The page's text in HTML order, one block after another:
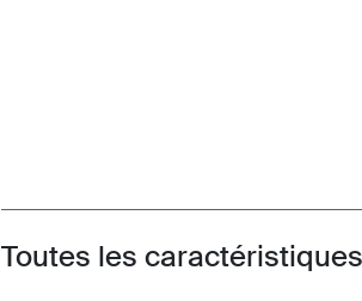
Toggle features
Toutes les caractéristiques